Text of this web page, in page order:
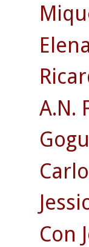
A.N.
Con